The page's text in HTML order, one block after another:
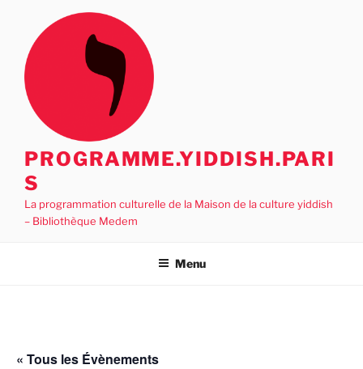
contenu
principal
PROGRAMME.YIDDISH.PARI
S
La programmation culturelle de la Maison de la culture yiddish
– Bibliothèque Medem
Menu
« Tous les Évènements